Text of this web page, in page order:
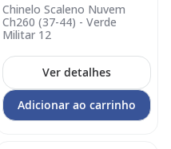
Chinelo Scaleno Nuvem
Ch260 (37-44) - Verde
Militar 12
Ver detalhes
Adicionar ao carrinho